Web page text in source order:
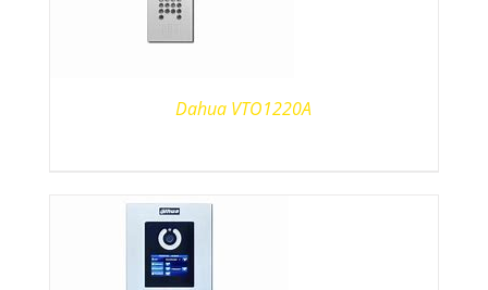
Dahua VTO1220A